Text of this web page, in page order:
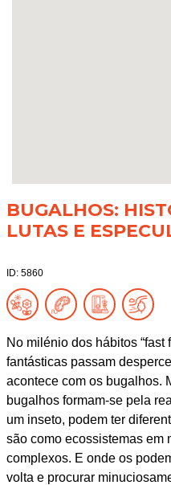
BUGALHOS:
LUTAS E
ID: 5860
No milénio dos hábitos “fast
fantásticas passam
acontece com os bugalhos.
bugalhos formam-se pela
um inseto, podem ter
são como ecossistemas em
complexos. E onde os
volta e procurar